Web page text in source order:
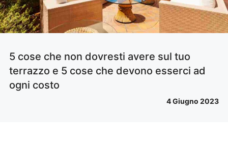
5 cose che non dovresti avere sul tuo
terrazzo e 5 cose che devono esserci ad
ogni costo
4 Giugno 2023